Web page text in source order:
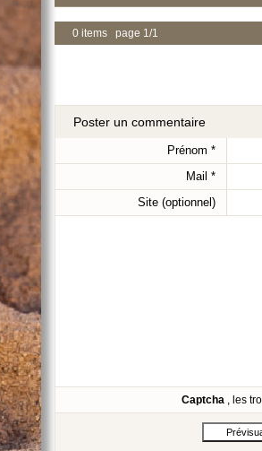
0 items page 1/1
Poster un commentaire
Prénom *
Mail *
Site (optionnel)
Captcha , les